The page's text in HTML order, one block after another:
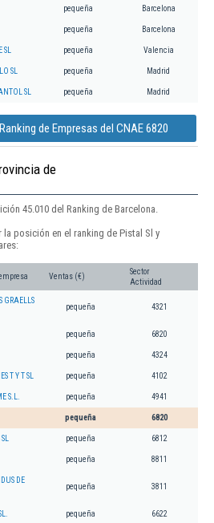
pequeña Barcelona
pequeña Barcelona
pequeña Valencia
SL pequeña Madrid
SL pequeña Madrid
de Empresas del CNAE 6820
de
45.010 del Ranking de Barcelona.
posición en el ranking de Pistal Sl y
Ventas (€)
Sector
Actividad
GRAELLS
pequeña 4321
pequeña 6820
pequeña 4324
T Y T SL pequeña 4102
S.L. pequeña 4941
pequeña 6820
SL pequeña 6812
pequeña 8811
DE
pequeña 3811
pequeña 6622